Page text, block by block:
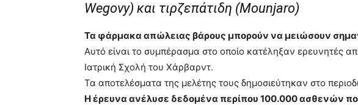
Wegovy) και τιρζεπάτιδη (Mounjaro)
Τα φάρμακα απώλειας βάρους μπορούν να μειώσουν
Αυτό είναι το συμπέρασμα στο οποίο κατέληξαν ερευνητές
Ιατρική Σχολή του Χάρβαρντ.
Τα αποτελέσματα της μελέτης τους δημοσιεύτηκαν στο
Η έρευνα ανέλυσε δεδομένα περίπου 100.000 ασθενών